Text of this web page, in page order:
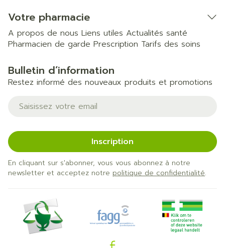
Votre pharmacie
A propos de nous Liens utiles Actualités santé
Pharmacien de garde Prescription Tarifs des soins
Bulletin d’information
Restez informé des nouveaux produits et promotions
Adresse mail
Inscription
En cliquant sur s'abonner, vous vous abonnez à notre
newsletter et acceptez notre politique de confidentialité.